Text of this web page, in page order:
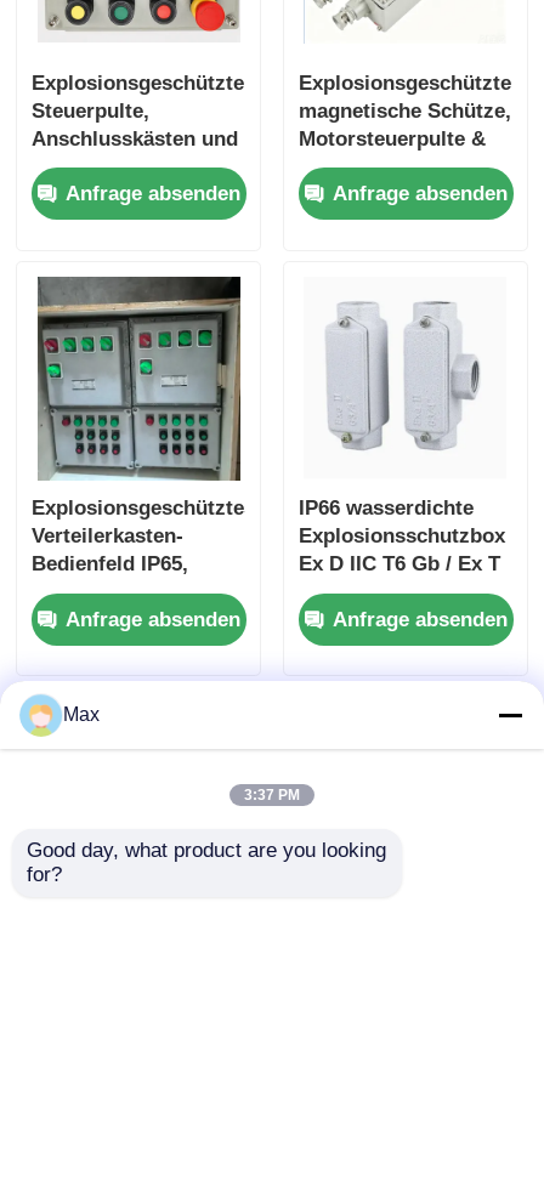
Explosionsgeschützte
Steuerpulte,
Anschlusskästen und
elektrische Gehäuse
nach Maß
Anfrage absenden
Explosionsgeschützte
magnetische Schütze,
Motorsteuerpulte &
Wasserpumpen-
Steuerkästen
Anfrage absenden
Explosionsgeschütztes
Verteilerkasten-
Bedienfeld IP65,
korrosionsbeständig
Anfrage absenden
IP66 wasserdichte
Explosionsschutzbox
Ex D IIC T6 Gb / Ex T
IIIC T80°C Db für
gefährliche Bereiche
Anfrage absenden
Max
3:37 PM
Good day, what product are you looking
for?